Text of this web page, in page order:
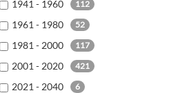
1941 - 1960 112
1961 - 1980 52
1981 - 2000 117
2001 - 2020 421
2021 - 2040
6